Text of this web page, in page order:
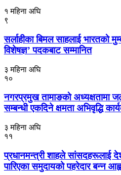
१ महिना अघि
९
सर्लाहीका बिमल साहलाई भारतको
विशेषज्ञ’ पदकबाट सम्मानित
३ महिना अघि
१०
नगरप्रमुख तामाङको अध्यक्षतामा
सम्बन्धी एकदिने क्षमता अभिवृद्धि
३ महिना अघि
११
प्रधानमन्त्री शाहले सांसदहरूलाई
पारिएका समुदायको पहरेदार बन्न